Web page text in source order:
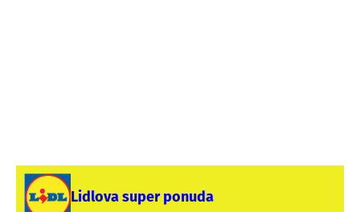
Lidlova super ponuda